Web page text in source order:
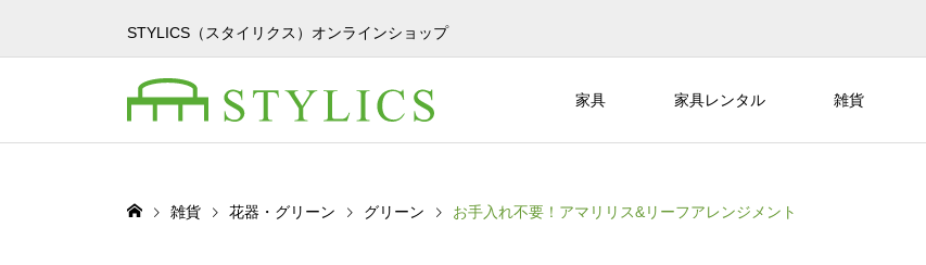
STYLICS（スタイリクス）オンラインショップ
家具 家具レンタル 雑貨
雑貨 花器・グリーン グリーン お手入れ不要！アマリリス&リーフアレンジメント